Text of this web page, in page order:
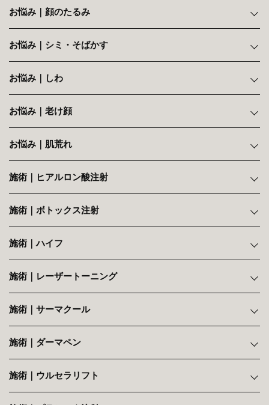
お悩み｜顔のたるみ
お悩み｜シミ・そばかす
お悩み｜しわ
お悩み｜老け顔
お悩み｜肌荒れ
施術｜ヒアルロン酸注射
施術｜ボトックス注射
施術｜ハイフ
施術｜レーザートーニング
施術｜サーマクール
施術｜ダーマペン
施術｜ウルセラリフト